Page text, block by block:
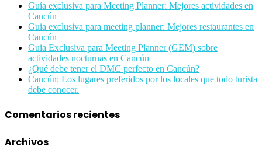
Guía exclusiva para Meeting Planner: Mejores actividades en
Cancún
Guia exclusiva para meeting planner: Mejores restaurantes en
Cancún
Guia Exclusiva para Meeting Planner (GEM) sobre
actividades nocturnas en Cancún
¿Qué debe tener el DMC perfecto en Cancún?
Cancún: Los lugares preferidos por los locales que todo turista
debe conocer.
Comentarios recientes
Archivos